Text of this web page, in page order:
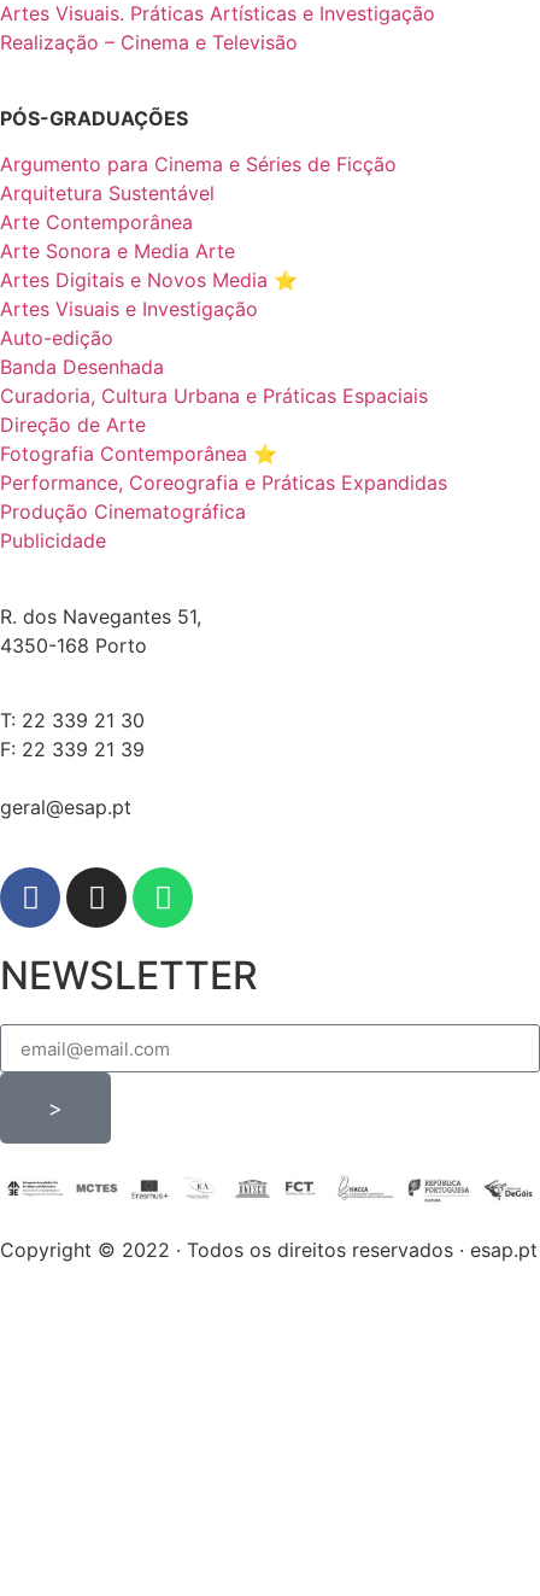
Artes Visuais. Práticas Artísticas e Investigação
Realização – Cinema e Televisão
PÓS-GRADUAÇÕES
Argumento para Cinema e Séries de Ficção
Arquitetura Sustentável
Arte Contemporânea
Arte Sonora e Media Arte
Artes Digitais e Novos Media ⭐️
Artes Visuais e Investigação
Auto-edição
Banda Desenhada
Curadoria, Cultura Urbana e Práticas Espaciais
Direção de Arte
Fotografia Contemporânea ⭐️
Performance, Coreografia e Práticas Expandidas
Produção Cinematográfica
Publicidade
R. dos Navegantes 51,
4350-168 Porto
T: 22 339 21 30
F: 22 339 21 39
geral@esap.pt
NEWSLETTER
>
Copyright © 2022 · Todos os direitos reservados · esap.pt